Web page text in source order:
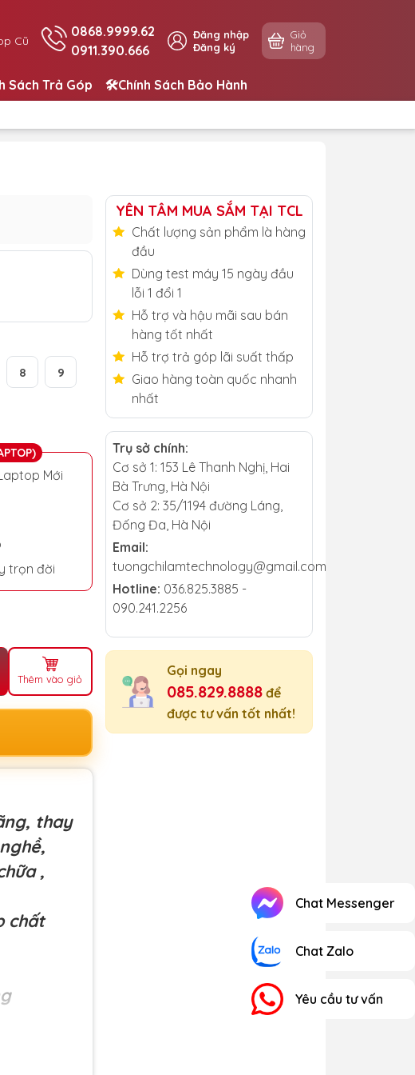
Cũ
0868.9999.62
0911.390.666
Đăng nhập
Đăng ký
Giỏ
hàng
Sách Trả Góp 🛠️Chính Sách Bảo Hành
8 9
Mới
trọn đời
Thêm vào giỏ
YÊN TÂM MUA SẮM TẠI TCL
Chất lượng sản phẩm là hàng
đầu
Dùng test máy 15 ngày đầu
lỗi 1 đổi 1
Hỗ trợ và hậu mãi sau bán
hàng tốt nhất
Hỗ trợ trả góp lãi suất thấp
Giao hàng toàn quốc nhanh
nhất
Trụ sở chính:
Cơ sở 1: 153 Lê Thanh Nghị, Hai
Bà Trưng, Hà Nội
Cơ sở 2: 35/1194 đường Láng,
Đống Đa, Hà Nội
Email:
tuongchilamtechnology@gmail.com
Hotline: 036.825.3885 -
090.241.2256
Gọi ngay
085.829.8888 để
được tư vấn tốt nhất!
thay
,
chất
N610C,
Chat Messenger
Chat Zalo
Yêu cầu tư vấn